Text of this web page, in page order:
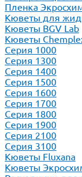
Пленка
Кюветы для
Кюветы BGV Lab
Кюветы
Серия 1000
Серия 1300
Серия 1400
Серия 1500
Серия 1600
Серия 1700
Серия 1800
Серия 1900
Серия 2100
Серия 3100
Кюветы Fluxana
Кюветы